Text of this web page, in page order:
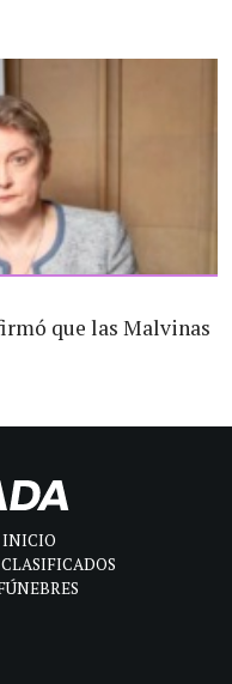
que las Malvinas
INICIO
CLASIFICADOS